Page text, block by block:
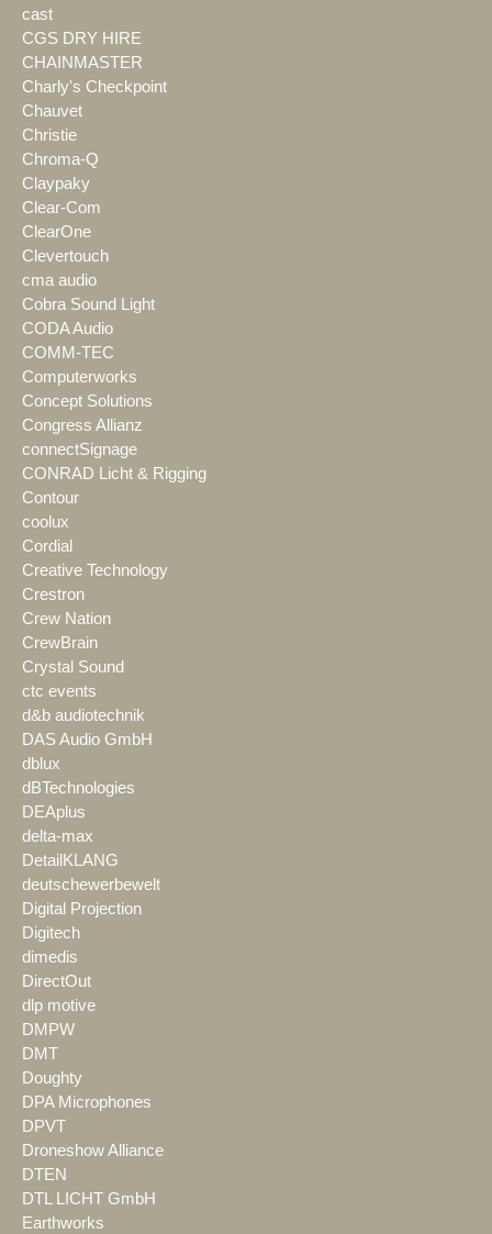
cast
CGS DRY HIRE
CHAINMASTER
Charly's Checkpoint
Chauvet
Christie
Chroma-Q
Claypaky
Clear-Com
ClearOne
Clevertouch
cma audio
Cobra Sound Light
CODA Audio
COMM-TEC
Computerworks
Concept Solutions
Congress Allianz
connectSignage
CONRAD Licht & Rigging
Contour
coolux
Cordial
Creative Technology
Crestron
Crew Nation
CrewBrain
Crystal Sound
ctc events
d&b audiotechnik
DAS Audio GmbH
dblux
dBTechnologies
DEAplus
delta-max
DetailKLANG
deutschewerbewelt
Digital Projection
Digitech
dimedis
DirectOut
dlp motive
DMPW
DMT
Doughty
DPA Microphones
DPVT
Droneshow Alliance
DTEN
DTL LICHT GmbH
Earthworks